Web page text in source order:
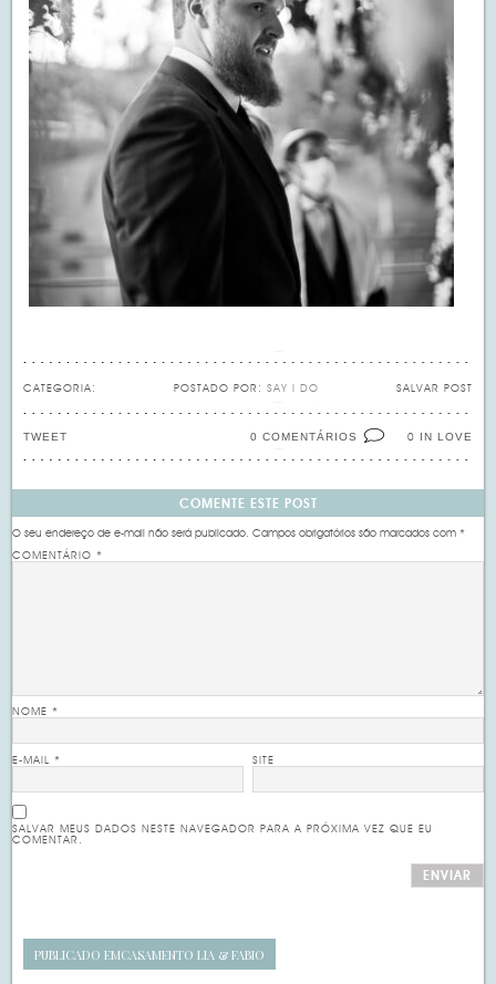
CATEGORIA: SALVAR POST
POSTADO POR: SAY I DO
0 IN LOVE
0 COMENTÁRIOS
TWEET
COMENTE ESTE POST
O seu endereço de e-mail não será publicado. Campos obrigatórios são marcados com*
COMENTÁRIO*
NOME*
E-MAIL* SITE
SALVAR MEUS DADOS NESTE NAVEGADOR PARA A PRÓXIMA VEZ QUE EU
COMENTAR.
PUBLICADO EMCASAMENTO LIA & FABIO